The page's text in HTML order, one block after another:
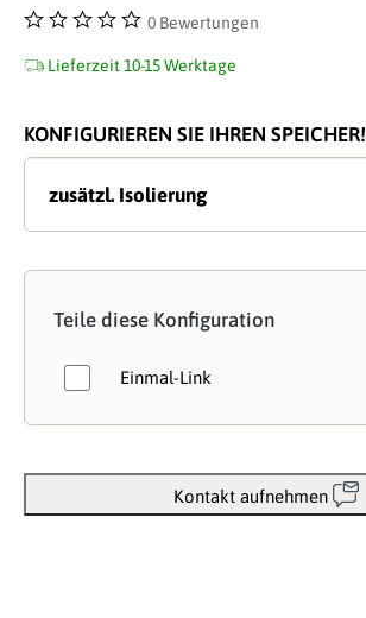
0 Bewertungen
Lieferzeit 10-15 Werktage
KONFIGURIEREN SIE IHREN SPEICHER!
zusätzl. Isolierung
Teile diese Konfiguration
Einmal-Link
Kontakt aufnehmen